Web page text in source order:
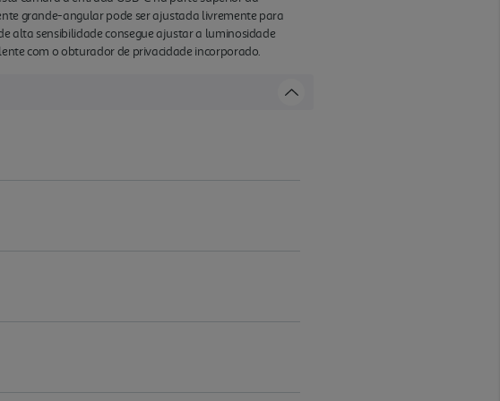
grande-angular pode ser ajustada livremente para
alta sensibilidade consegue ajustar a luminosidade
com o obturador de privacidade incorporado.